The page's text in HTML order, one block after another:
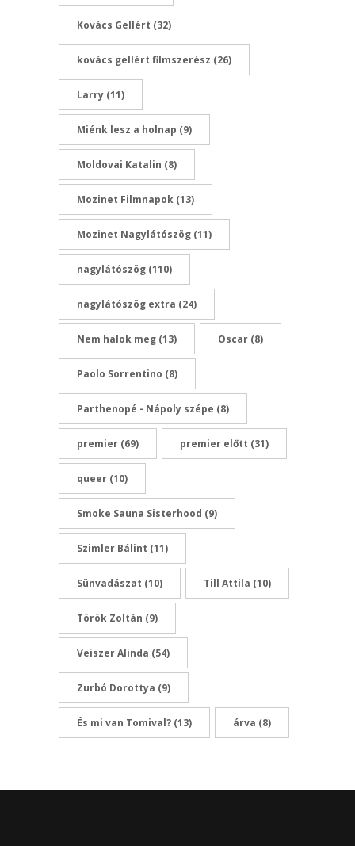
Kovács Gellért (32)
kovács gellért filmszerész (26)
Larry (11)
Miénk lesz a holnap (9)
Moldovai Katalin (8)
Mozinet Filmnapok (13)
Mozinet Nagylátószög (11)
nagylátószög (110)
nagylátószög extra (24)
Nem halok meg (13) Oscar (8)
Paolo Sorrentino (8)
Parthenopé - Nápoly szépe (8)
premier (69) premier előtt (31)
queer (10)
Smoke Sauna Sisterhood (9)
Szimler Bálint (11)
Sünvadászat (10) Till Attila (10)
Török Zoltán (9)
Veiszer Alinda (54)
Zurbó Dorottya (9)
És mi van Tomival? (13) árva (8)